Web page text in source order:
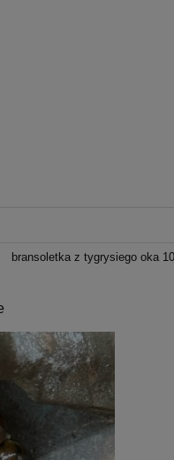
bransoletka z tygrysiego oka